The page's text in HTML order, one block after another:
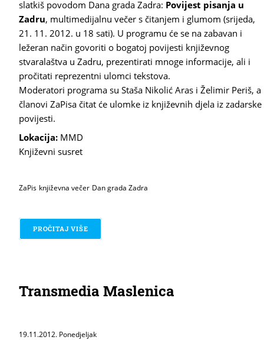
slatkiš povodom Dana grada Zadra: Povijest pisanja u
Zadru, multimedijalnu večer s čitanjem i glumom (srijeda,
21. 11. 2012. u 18 sati). U programu će se na zabavan i
ležeran način govoriti o bogatoj povijesti književnog
stvaralaštva u Zadru, prezentirati mnoge informacije, ali i
pročitati reprezentni ulomci tekstova.
Moderatori programa su Staša Nikolić Aras i Želimir Periš, a
članovi ZaPisa čitat će ulomke iz književnih djela iz zadarske
povijesti.
Lokacija: MMD
Književni susret
ZaPis književna večer Dan grada Zadra
PROČITAJ VIŠE
Transmedia Maslenica
19.11.2012. Ponedjeljak